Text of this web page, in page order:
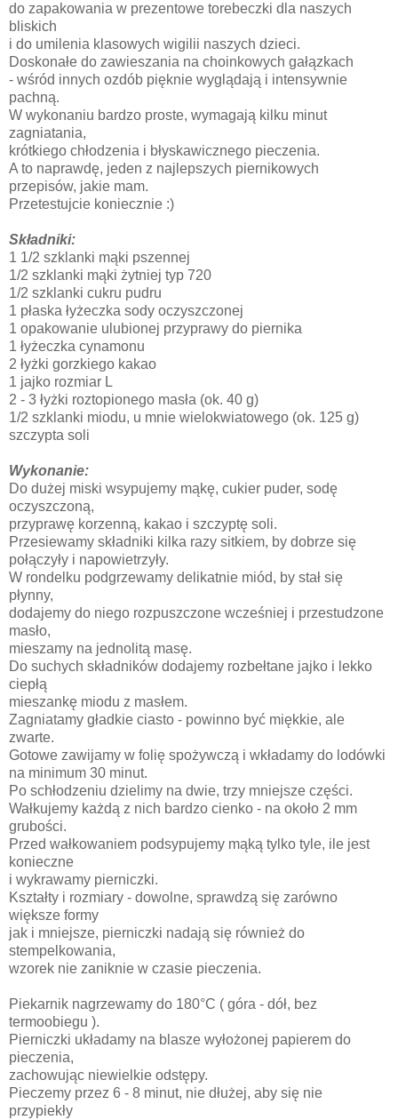
do zapakowania w prezentowe torebeczki dla naszych
bliskich
i do umilenia klasowych wigilii naszych dzieci.
Doskonałe do zawieszania na choinkowych gałązkach
- wśród innych ozdób pięknie wyglądają i intensywnie
pachną.
W wykonaniu bardzo proste, wymagają kilku minut
zagniatania,
krótkiego chłodzenia i błyskawicznego pieczenia.
A to naprawdę, jeden z najlepszych piernikowych
przepisów, jakie mam.
Przetestujcie koniecznie :)
Składniki:
1 1/2 szklanki mąki pszennej
1/2 szklanki mąki żytniej typ 720
1/2 szklanki cukru pudru
1 płaska łyżeczka sody oczyszczonej
1 opakowanie ulubionej przyprawy do piernika
1 łyżeczka cynamonu
2 łyżki gorzkiego kakao
1 jajko rozmiar L
2 - 3 łyżki roztopionego masła (ok. 40 g)
1/2 szklanki miodu, u mnie wielokwiatowego (ok. 125 g)
szczypta soli
Wykonanie:
Do dużej miski wsypujemy mąkę, cukier puder, sodę
oczyszczoną,
przyprawę korzenną, kakao i szczyptę soli.
Przesiewamy składniki kilka razy sitkiem, by dobrze się
połączyły i napowietrzyły.
W rondelku podgrzewamy delikatnie miód, by stał się
płynny,
dodajemy do niego rozpuszczone wcześniej i przestudzone
masło,
mieszamy na jednolitą masę.
Do suchych składników dodajemy rozbełtane jajko i lekko
ciepłą
mieszankę miodu z masłem.
Zagniatamy gładkie ciasto - powinno być miękkie, ale
zwarte.
Gotowe zawijamy w folię spożywczą i wkładamy do lodówki
na minimum 30 minut.
Po schłodzeniu dzielimy na dwie, trzy mniejsze części.
Wałkujemy każdą z nich bardzo cienko - na około 2 mm
grubości.
Przed wałkowaniem podsypujemy mąką tylko tyle, ile jest
konieczne
i wykrawamy pierniczki.
Kształty i rozmiary - dowolne, sprawdzą się zarówno
większe formy
jak i mniejsze, pierniczki nadają się również do
stempelkowania,
wzorek nie zaniknie w czasie pieczenia.
Piekarnik nagrzewamy do 180°C ( góra - dół, bez
termoobiegu ).
Pierniczki układamy na blasze wyłożonej papierem do
pieczenia,
zachowując niewielkie odstępy.
Pieczemy przez 6 - 8 minut, nie dłużej, aby się nie
przypiekły